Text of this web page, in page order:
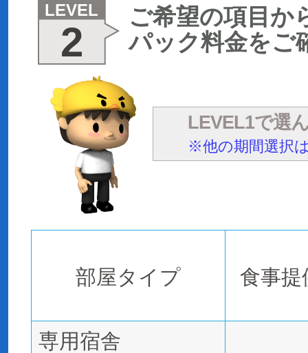
LEVEL
2
ご希望の項目か
パック料金をご
LEVEL1で選
※他の期間選択
部屋タイプ 食事提
専用宿舎